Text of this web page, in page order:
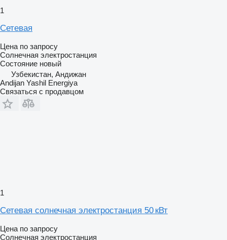
1
Сетевая
Цена по запросу
Солнечная электростанция
Состояние новый
Узбекистан, Андижан
Andijan Yashil Energiya
Связаться с продавцом
1
Сетевая солнечная электростанция 50 кВт
Цена по запросу
Солнечная электростанция